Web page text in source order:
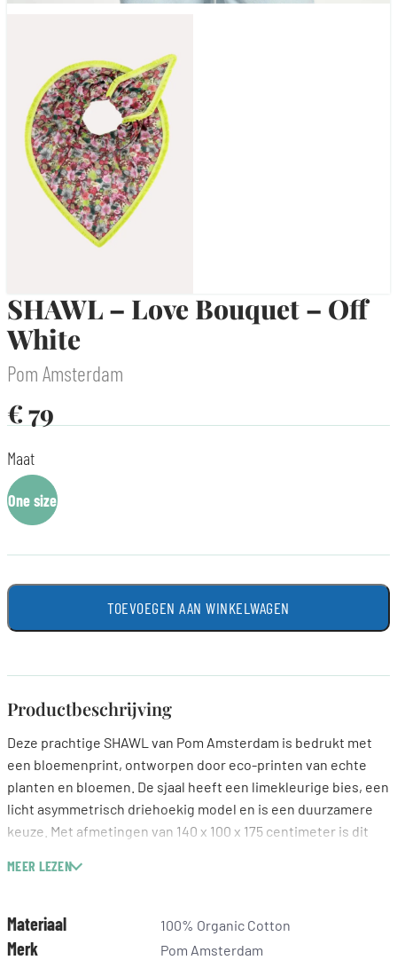
SHAWL – Love Bouquet – Off
White
Pom Amsterdam
€79
Maat
One size
TOEVOEGEN AAN WINKELWAGEN
Productbeschrijving
Deze prachtige SHAWL van Pom Amsterdam is bedrukt met
een bloemenprint, ontworpen door eco-printen van echte
planten en bloemen. De sjaal heeft een limekleurige bies, een
licht asymmetrisch driehoekig model en is een duurzamere
keuze. Met afmetingen van 140 x 100 x 175 centimeter is dit
Pom Amsterdam staat bekend om zijn unieke ontwerpen en
MEER LEZEN
Materiaal 100% Organic Cotton
Merk Pom Amsterdam